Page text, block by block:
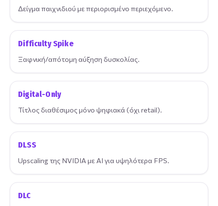
Δείγμα παιχνιδιού με περιορισμένο περιεχόμενο.
Difficulty Spike
Ξαφνική/απότομη αύξηση δυσκολίας.
Digital-Only
Τίτλος διαθέσιμος μόνο ψηφιακά (όχι retail).
DLSS
Upscaling της NVIDIA με AI για υψηλότερα FPS.
DLC